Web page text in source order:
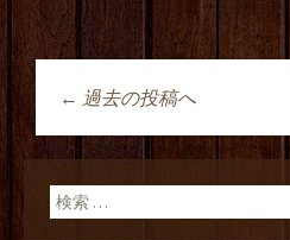
投稿ナビ
ン
← 過去の投稿へ
検索: